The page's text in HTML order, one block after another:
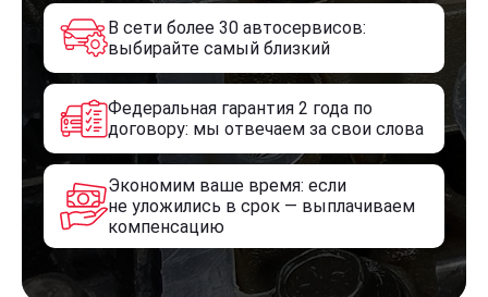
В сети более 30 автосервисов:
выбирайте самый близкий
Федеральная гарантия 2 года по
договору: мы отвечаем за свои слова
Экономим ваше время: если
не уложились в срок — выплачиваем
компенсацию